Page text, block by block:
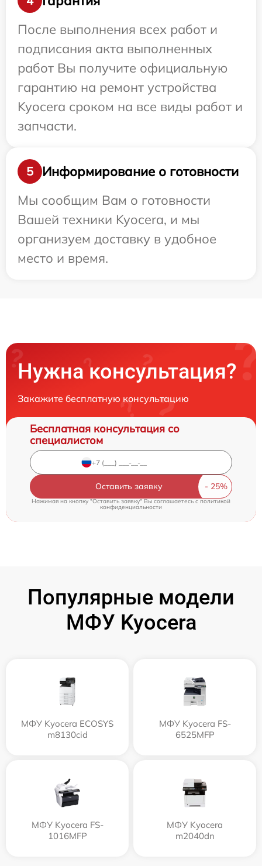
После выполнения всех работ и
подписания акта выполненных
работ Вы получите официальную
гарантию на ремонт устройства
Kyocera сроком на все виды работ и
запчасти.
5
Информирование о готовности
Мы сообщим Вам о готовности
Вашей техники Kyocera, и мы
организуем доставку в удобное
место и время.
Нужна консультация?
Закажите бесплатную консультацию
Бесплатная консультация со
специалистом
Оставить заявку
Нажимая на кнопку "Оставить заявку" Вы соглашаетесь c политикой
конфиденциальности
Популярные модели
МФУ Kyocera
МФУ Kyocera ECOSYS
m8130cid
МФУ Kyocera FS-
6525MFP
МФУ Kyocera FS-
1016MFP
МФУ Kyocera
m2040dn